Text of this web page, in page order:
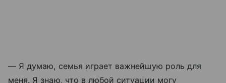
— Я думаю, семья играет важнейшую роль для
меня. Я знаю, что в любой ситуации могу